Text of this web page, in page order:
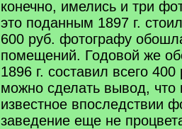
конечно, имелись и три
это поданным 1897 г.
600 руб. фотографу
помещений. Годовой же
1896 г. составил всего 400
можно сделать вывод, что
известное впоследствии
заведение еще не